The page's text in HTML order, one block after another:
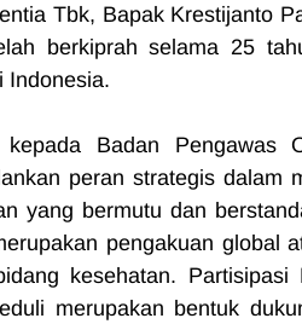
Tbk, Bapak Krestijanto
berkiprah selama 25
Indonesia.
Badan Pengawas
peran strategis dalam
yang bermutu dan
pengakuan global
kesehatan.
merupakan bentuk